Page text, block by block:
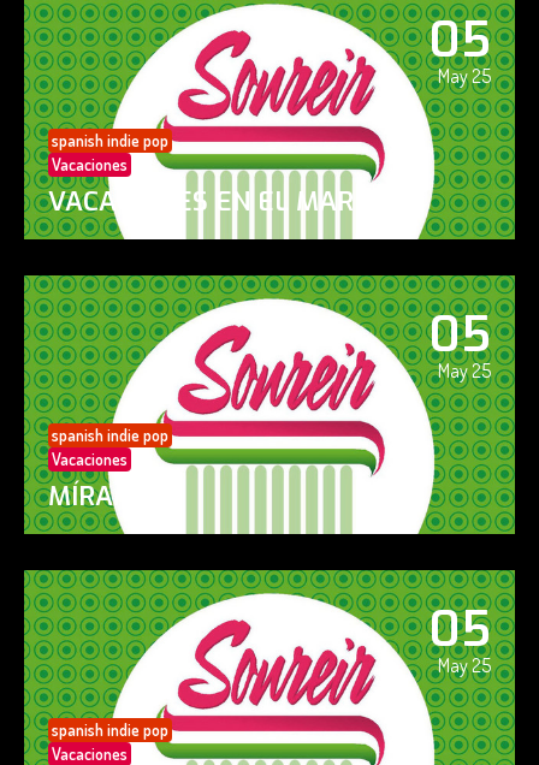
05
May 25
spanish indie pop
Vacaciones
VACACIONES EN EL MAR
05
May 25
spanish indie pop
Vacaciones
MÍRAME
05
May 25
spanish indie pop
Vacaciones